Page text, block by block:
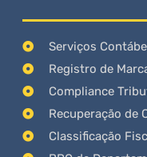
Serviços
Registro de
Compliance
Recuperação de
Classificação